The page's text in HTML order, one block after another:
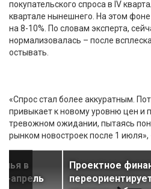
покупательского спроса в IV
квартале нынешнего. На этом
на 8-10%. По словам эксперта,
нормализовалась – после
остывать.
«Спрос стал более аккуратным.
привыкает к новому уровню цен и
тревожном ожидании, пытаясь
рынком новостроек после 1
в
апрель
Проектное